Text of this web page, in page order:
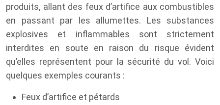
produits, allant des feux d’artifice aux combustibles
en passant par les allumettes. Les substances
explosives et inflammables sont strictement
interdites en soute en raison du risque évident
qu’elles représentent pour la sécurité du vol. Voici
quelques exemples courants :
Feux d’artifice et pétards